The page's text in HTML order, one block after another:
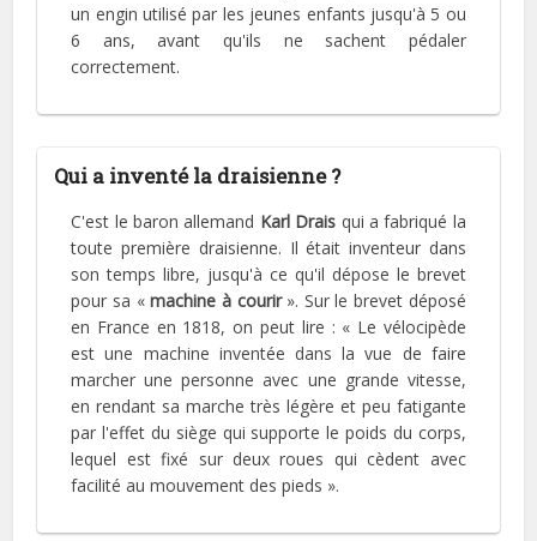
un engin utilisé par les jeunes enfants jusqu'à 5 ou
6 ans, avant qu'ils ne sachent pédaler
correctement.
Qui a inventé la draisienne ?
C'est le baron allemand Karl Drais qui a fabriqué la
toute première draisienne. Il était inventeur dans
son temps libre, jusqu'à ce qu'il dépose le brevet
pour sa «machine à courir». Sur le brevet déposé
en France en 1818, on peut lire : « Le vélocipède
est une machine inventée dans la vue de faire
marcher une personne avec une grande vitesse,
en rendant sa marche très légère et peu fatigante
par l'effet du siège qui supporte le poids du corps,
lequel est fixé sur deux roues qui cèdent avec
facilité au mouvement des pieds ».